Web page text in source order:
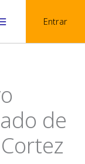
Entrar
de